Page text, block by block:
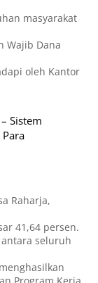
masyarakat
Wajib Dana
oleh Kantor
Sistem
Raharja,
41,64 persen.
seluruh
Program Kerja